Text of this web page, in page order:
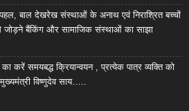
पहल, बाल देखरेख संस्थाओं के अनाथ एवं निराश्रित बच्चों
जोड़ने बैंकिंग और सामाजिक संस्थाओं का साझा
करें समयबद्ध क्रियान्वयन , प्रत्येक पात्र व्यक्ति को
विष्णुदेव साय…..